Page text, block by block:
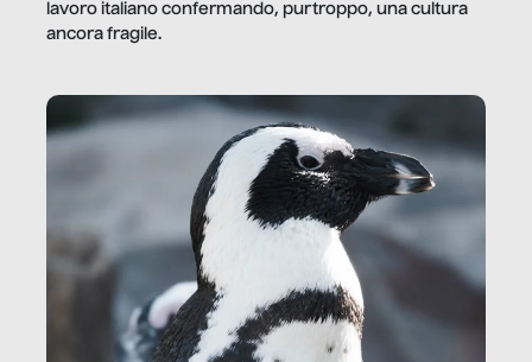
lavoro italiano confermando, purtroppo, una cultura
ancora fragile.